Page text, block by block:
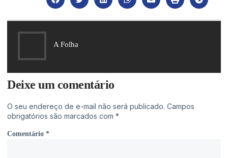
A Folha
Deixe um comentário
O seu endereço de e-mail não será publicado. Campos
obrigatórios são marcados com *
Comentário *